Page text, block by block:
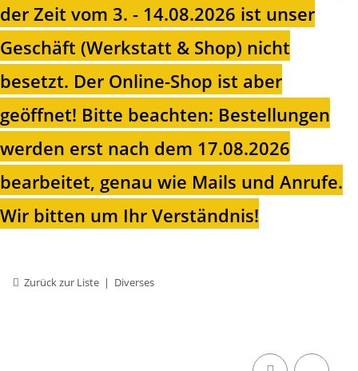
der Zeit vom 3. - 14.08.2026 ist unser
Geschäft (Werkstatt & Shop) nicht
besetzt. Der Online-Shop ist aber
geöffnet! Bitte beachten: Bestellungen
werden erst nach dem 17.08.2026
bearbeitet, genau wie Mails und Anrufe.
Wir bitten um Ihr Verständnis!
Zurück zur Liste Diverses